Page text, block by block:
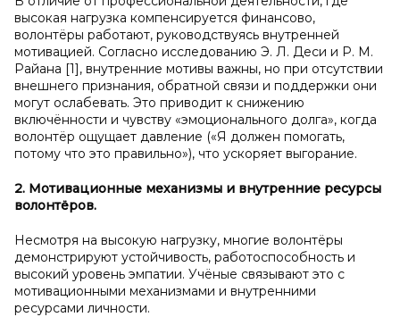
высокая нагрузка компенсируется финансово,
волонтёры работают, руководствуясь внутренней
мотивацией. Согласно исследованию Э. Л. Деси и Р. М.
Райана [1], внутренние мотивы важны, но при отсутствии
внешнего признания, обратной связи и поддержки они
могут ослабевать. Это приводит к снижению
включённости и чувству «эмоционального долга», когда
волонтёр ощущает давление («Я должен помогать,
потому что это правильно»), что ускоряет выгорание.
2. Мотивационные механизмы и внутренние ресурсы
волонтёров.
Несмотря на высокую нагрузку, многие волонтёры
демонстрируют устойчивость, работоспособность и
высокий уровень эмпатии. Учёные связывают это с
мотивационными механизмами и внутренними
ресурсами личности.